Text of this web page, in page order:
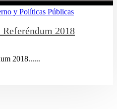
y Políticas Públicas
2018
2018......